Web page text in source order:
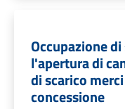
Occupazione
l'apertura di
di scarico
concessione